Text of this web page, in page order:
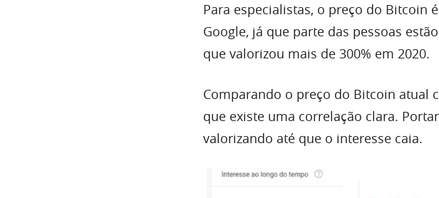
Para especialistas, o preço do Bitcoin
Google, já que parte das pessoas
que valorizou mais de 300% em 2020.
Comparando o preço do Bitcoin atual
que existe uma correlação clara.
valorizando até que o interesse caia.